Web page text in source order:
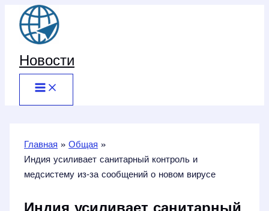
Перейти
содержимому
Новости
Главная
Общая
Индия усиливает санитарный контроль и
медсистему из‑за сообщений о новом вирусе